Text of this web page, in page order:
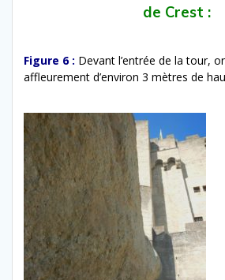
de Crest :
Figure 6 : Devant l’entrée de la tour,
affleurement d’environ 3 mètres de